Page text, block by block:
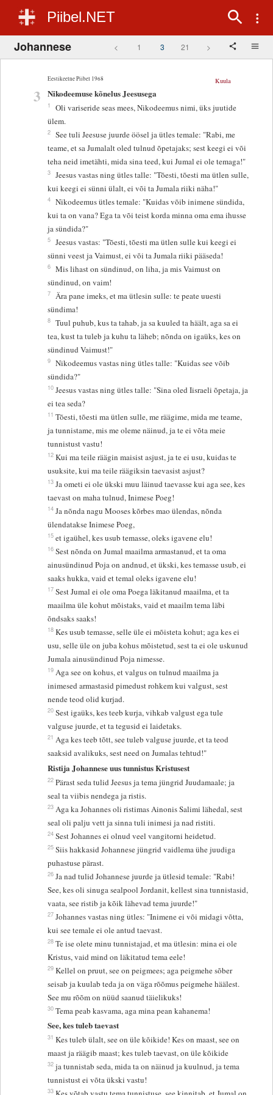
Piibel.NET
Johannese < 1 3 21 >
Eestikeelne Piibel 1968
3
Kuula
Nikodeemuse kõnelus Jeesusega
1
Oli variseride seas mees, Nikodeemus nimi, üks juutide
ülem.
2 See tuli Jeesuse juurde öösel ja ütles temale: "Rabi, me
teame, et sa Jumalalt oled tulnud õpetajaks; sest keegi ei või
teha neid imetähti, mida sina teed, kui Jumal ei ole temaga!"
3 Jeesus vastas ning ütles talle: "Tõesti, tõesti ma ütlen sulle,
kui keegi ei sünni ülalt, ei või ta Jumala riiki näha!"
4 Nikodeemus ütles temale: "Kuidas võib inimene sündida,
kui ta on vana? Ega ta või teist korda minna oma ema ihusse
ja sündida?"
5 Jeesus vastas: "Tõesti, tõesti ma ütlen sulle kui keegi ei
sünni veest ja Vaimust, ei või ta Jumala riiki pääseda!
6 Mis lihast on sündinud, on liha, ja mis Vaimust on
sündinud, on vaim!
7 Ära pane imeks, et ma ütlesin sulle: te peate uuesti
sündima!
8 Tuul puhub, kus ta tahab, ja sa kuuled ta häält, aga sa ei
tea, kust ta tuleb ja kuhu ta läheb; nõnda on igaüks, kes on
sündinud Vaimust!"
9 Nikodeemus vastas ning ütles talle: "Kuidas see võib
sündida?"
10 Jeesus vastas ning ütles talle: "Sina oled Iisraeli õpetaja, ja
ei tea seda?
11 Tõesti, tõesti ma ütlen sulle, me räägime, mida me teame,
ja tunnistame, mis me oleme näinud, ja te ei võta meie
tunnistust vastu!
12 Kui ma teile räägin maisist asjust, ja te ei usu, kuidas te
usuksite, kui ma teile räägiksin taevasist asjust?
13 Ja ometi ei ole ükski muu läinud taevasse kui aga see, kes
taevast on maha tulnud, Inimese Poeg!
14 Ja nõnda nagu Mooses kõrbes mao ülendas, nõnda
ülendatakse Inimese Poeg,
15 et igaühel, kes usub temasse, oleks igavene elu!
16 Sest nõnda on Jumal maailma armastanud, et ta oma
ainusündinud Poja on andnud, et ükski, kes temasse usub, ei
saaks hukka, vaid et temal oleks igavene elu!
17 Sest Jumal ei ole oma Poega läkitanud maailma, et ta
maailma üle kohut mõistaks, vaid et maailm tema läbi
õndsaks saaks!
18 Kes usub temasse, selle üle ei mõisteta kohut; aga kes ei
usu, selle üle on juba kohus mõistetud, sest ta ei ole uskunud
Jumala ainusündinud Poja nimesse.
19 Aga see on kohus, et valgus on tulnud maailma ja
inimesed armastasid pimedust rohkem kui valgust, sest
nende teod olid kurjad.
20 Sest igaüks, kes teeb kurja, vihkab valgust ega tule
valguse juurde, et ta tegusid ei laidetaks.
21 Aga kes teeb tõtt, see tuleb valguse juurde, et ta teod
saaksid avalikuks, sest need on Jumalas tehtud!"
Ristija Johannese uus tunnistus Kristusest
22 Pärast seda tulid Jeesus ja tema jüngrid Juudamaale; ja
seal ta viibis nendega ja ristis.
23 Aga ka Johannes oli ristimas Ainonis Salimi lähedal, sest
seal oli palju vett ja sinna tuli inimesi ja nad ristiti.
24 Sest Johannes ei olnud veel vangitorni heidetud.
25 Siis hakkasid Johannese jüngrid vaidlema ühe juudiga
puhastuse pärast.
26 Ja nad tulid Johannese juurde ja ütlesid temale: "Rabi!
See, kes oli sinuga sealpool Jordanit, kellest sina tunnistasid,
vaata, see ristib ja kõik lähevad tema juurde!"
27 Johannes vastas ning ütles: "Inimene ei või midagi võtta,
kui see temale ei ole antud taevast.
28 Te ise olete minu tunnistajad, et ma ütlesin: mina ei ole
Kristus, vaid mind on läkitatud tema eele!
29 Kellel on pruut, see on peigmees; aga peigmehe sõber
seisab ja kuulab teda ja on väga rõõmus peigmehe häälest.
See mu rõõm on nüüd saanud täielikuks!
30 Tema peab kasvama, aga mina pean kahanema!
See, kes tuleb taevast
31 Kes tuleb ülalt, see on üle kõikide! Kes on maast, see on
maast ja räägib maast; kes tuleb taevast, on üle kõikide
32 ja tunnistab seda, mida ta on näinud ja kuulnud, ja tema
tunnistust ei võta ükski vastu!
33